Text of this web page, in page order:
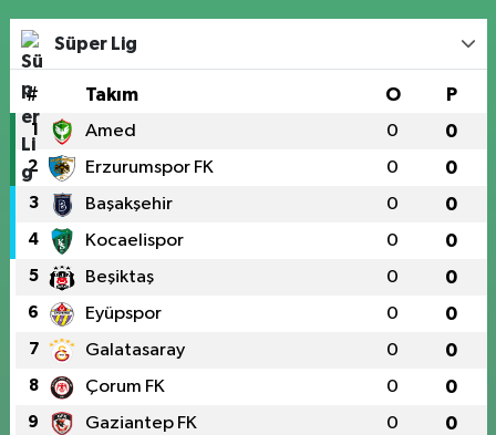
Süper Lig
# Takım O P
1 Amed 0 0
2 Erzurumspor FK 0 0
3 Başakşehir 0 0
4 Kocaelispor 0 0
5 Beşiktaş 0 0
6 Eyüpspor 0 0
7 Galatasaray 0 0
8 Çorum FK 0 0
9 Gaziantep FK 0 0